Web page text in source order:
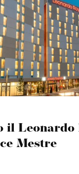
il Leonardo
Mestre